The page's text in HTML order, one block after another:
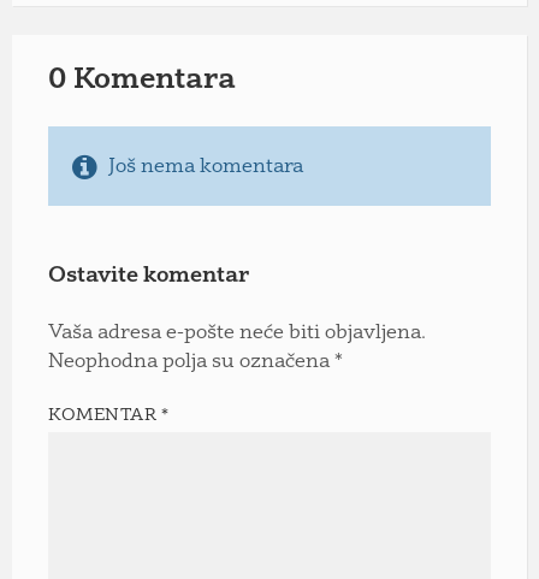
0 Komentara
Još nema komentara
Ostavite komentar
Vaša adresa e-pošte neće biti objavljena.
Neophodna polja su označena *
KOMENTAR*